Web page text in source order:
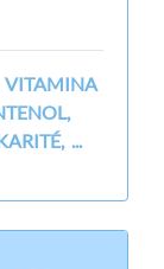
VITAMINA
...